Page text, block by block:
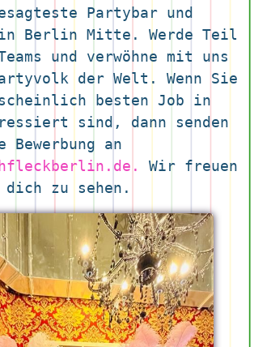
Partybar und
Berlin Mitte. Werde Teil
und verwöhne mit uns
der Welt. Wenn Sie
besten Job in
sind, dann senden
Wir freuen
zu sehen.